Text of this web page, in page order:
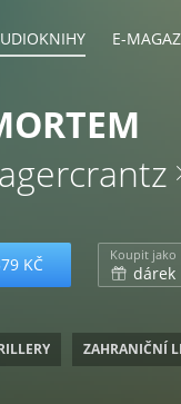
E-
KČ Koupit jako
dárek
ZAHRANIČNÍ